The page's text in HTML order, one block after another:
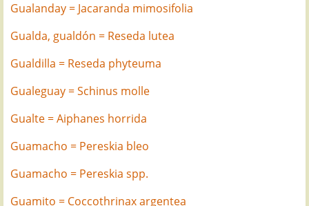
Gualanday = Jacaranda mimosifolia
Gualda, gualdón = Reseda lutea
Gualdilla = Reseda phyteuma
Gualeguay = Schinus molle
Gualte = Aiphanes horrida
Guamacho = Pereskia bleo
Guamacho = Pereskia spp.
Guamito = Coccothrinax argentea